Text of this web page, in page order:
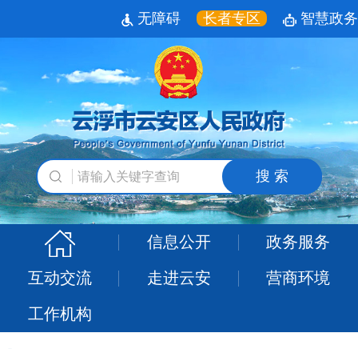
无障碍 长者专区 智慧政务
搜 索
信息公开 政务服务
互动交流 走进云安 营商环境
工作机构